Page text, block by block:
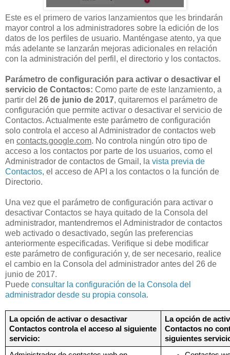
Este es el primero de varios lanzamientos que les brindarán
mayor control a los administradores sobre la edición de los
datos de los perfiles de usuario. Manténgase atento, ya que
más adelante se lanzarán mejoras adicionales en relación
con la administración del perfil, el directorio y los contactos.
Parámetro de configuración para activar o desactivar el
servicio de Contactos: Como parte de este lanzamiento, a
partir del 26 de junio de 2017, quitaremos el parámetro de
configuración que permite activar o desactivar el servicio de
Contactos. Actualmente este parámetro de configuración
solo controla el acceso al Administrador de contactos web
en contacts.google.com. No controla ningún otro tipo de
acceso a los contactos por parte de los usuarios, como el
Administrador de contactos de Gmail, la vista previa de
Contactos, el acceso de API a los contactos o la función de
Directorio.
Una vez que el parámetro de configuración para activar o
desactivar Contactos se haya quitado de la Consola del
administrador, mantendremos el Administrador de contactos
web activado o desactivado, según las preferencias
anteriormente especificadas. Verifique si debe modificar
este parámetro de configuración y, de ser necesario, realice
el cambio en la Consola del administrador antes del 26 de
junio de 2017.
Puede consultar la configuración de la Consola del
administrador desde su propia consola.
La opción de activar o desactivar
Contactos controla el acceso al siguiente
servicio:
La opción de
Contactos no
siguientes